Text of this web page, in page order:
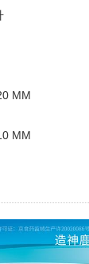
MM
MM